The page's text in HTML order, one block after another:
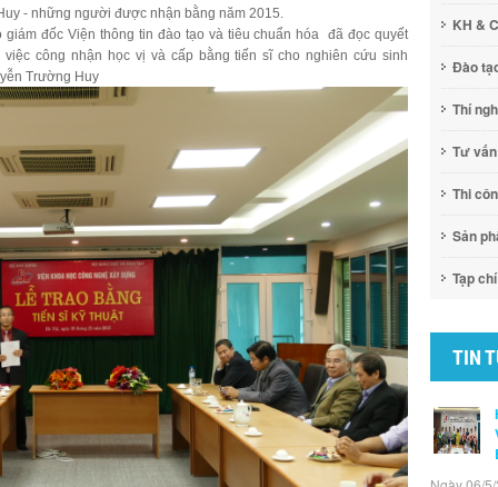
- những người được nhận bằng năm 2015.
đốc Viện thông tin đào tạo và tiêu chuẩn hóa đã đọc quyết
công nhận học vị và cấp bằng tiến sĩ cho nghiên cứu sinh
Trường Huy
KH &
Đào
Thí
Tư vấn
Thi
Sản
Tạp chí
TIN